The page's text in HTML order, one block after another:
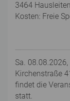
3464
Kosten: Freie
Sa.
Kirchenstraße
findet die
statt.